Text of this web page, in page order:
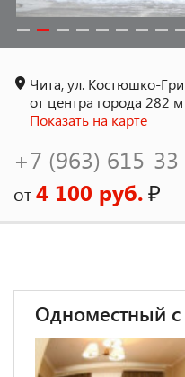
Чита, ул. Костюшко-
от центра города 282 м
Показать на карте
+7 (963) 615-
от4 100 руб.₽
Одноместный